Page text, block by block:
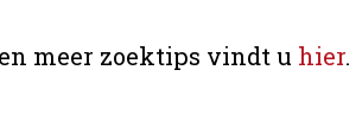
meer zoektips vindt u hier.